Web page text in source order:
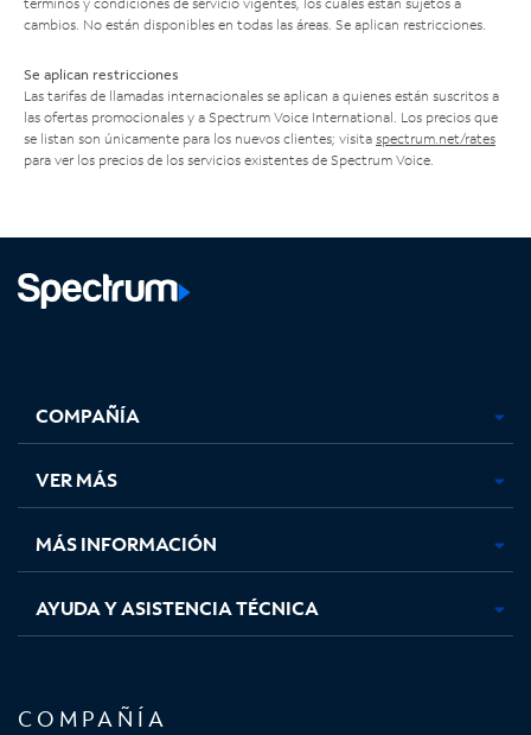
cambios. No están disponibles en todas las áreas. Se aplican restricciones.
Se aplican restricciones
Las tarifas de llamadas internacionales se aplican a quienes están suscritos a
las ofertas promocionales y a Spectrum Voice International. Los precios que
se listan son únicamente para los nuevos clientes; visita spectrum.net/rates
para ver los precios de los servicios existentes de Spectrum Voice.
abre
en
pestaña
nueva
abre
en
pestaña
nueva
abre
en
pestaña
nueva
en
nueva
COMPAÑÍA
VER MÁS
MÁS INFORMACIÓN
AYUDA Y ASISTENCIA TÉCNICA
COMPAÑÍA